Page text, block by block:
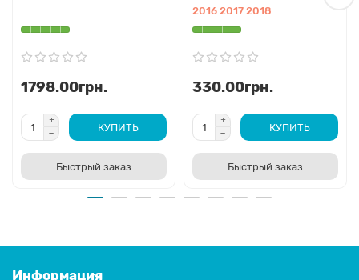
1798.00грн.
КУПИТЬ
Быстрый заказ
2016 2017 2018
330.00грн.
КУПИТЬ
Быстрый заказ
Информация